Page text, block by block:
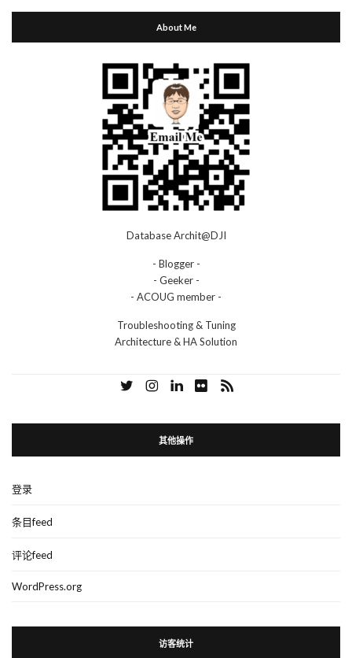
About Me
Database Archit@DJI
- Blogger -
- Geeker -
- ACOUG member -
Troubleshooting & Tuning
Architecture & HA Solution
其他操作
登录
条目feed
评论feed
WordPress.org
访客统计